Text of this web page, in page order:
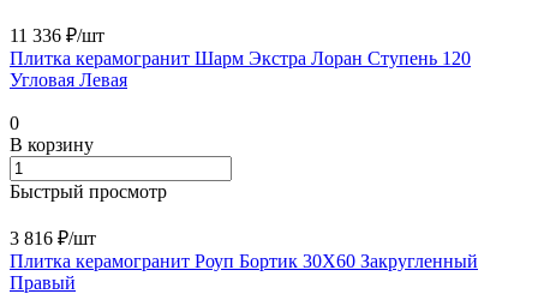
11 336 ₽/шт
Плитка керамогранит Шарм Экстра Лоран Ступень 120
Угловая Левая
0
В корзину
Быстрый просмотр
3 816 ₽/шт
Плитка керамогранит Роуп Бортик 30X60 Закругленный
Правый